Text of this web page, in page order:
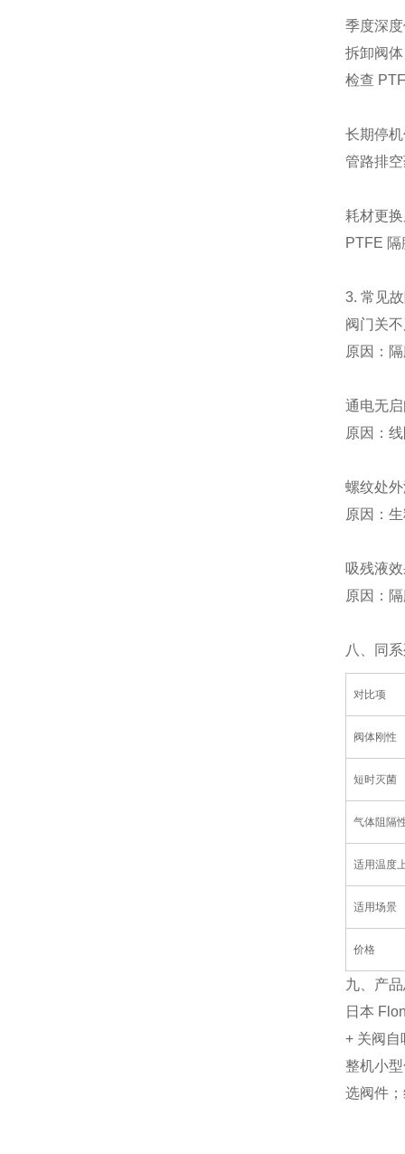
季度深
拆卸阀
检查
长期停
管路排
耗材更
PTFE
3. 常见
阀门关
原因：
通电无
原因：
螺纹处
原因：
吸残液
原因：
八、同
对比项
阀体刚性
短时灭菌
气体阻隔
适用温度
适用场景
价格
九、产
日本
+ 关阀自
整机小
选阀件